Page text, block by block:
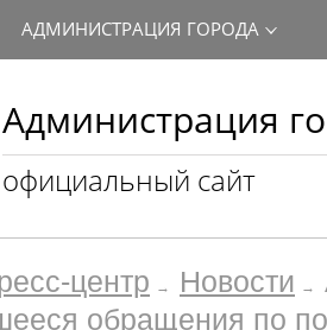
Администрация
официальный сайт
АДМИНИСТРАЦИЯ ГОРОДА
центр Новости
обращения по